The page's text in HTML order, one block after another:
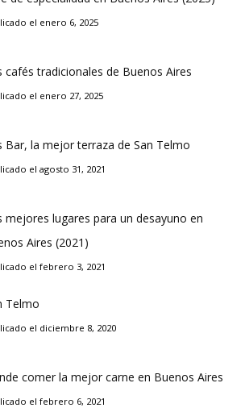
el enero 6, 2025
cafés tradicionales de Buenos Aires
el enero 27, 2025
Bar, la mejor terraza de San Telmo
el agosto 31, 2021
mejores lugares para un desayuno en
Aires (2021)
el febrero 3, 2021
Telmo
el diciembre 8, 2020
comer la mejor carne en Buenos Aires
el febrero 6, 2021